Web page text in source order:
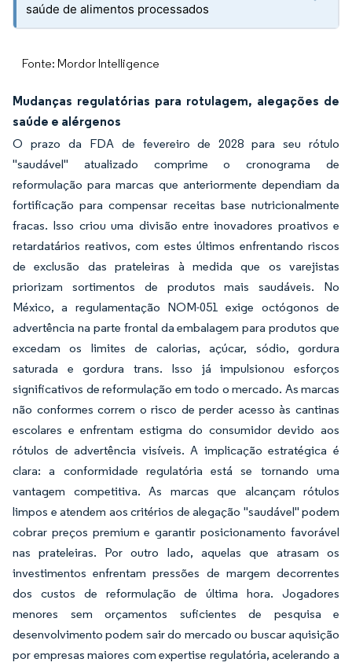
saúde de alimentos processados
Fonte: Mordor Intelligence
Mudanças regulatórias para rotulagem, alegações de
saúde e alérgenos
O prazo da FDA de fevereiro de 2028 para seu rótulo
"saudável" atualizado comprime o cronograma de
reformulação para marcas que anteriormente dependiam da
fortificação para compensar receitas base nutricionalmente
fracas. Isso criou uma divisão entre inovadores proativos e
retardatários reativos, com estes últimos enfrentando riscos
de exclusão das prateleiras à medida que os varejistas
priorizam sortimentos de produtos mais saudáveis. No
México, a regulamentação NOM-051 exige octógonos de
advertência na parte frontal da embalagem para produtos que
excedam os limites de calorias, açúcar, sódio, gordura
saturada e gordura trans. Isso já impulsionou esforços
significativos de reformulação em todo o mercado. As marcas
não conformes correm o risco de perder acesso às cantinas
escolares e enfrentam estigma do consumidor devido aos
rótulos de advertência visíveis. A implicação estratégica é
clara: a conformidade regulatória está se tornando uma
vantagem competitiva. As marcas que alcançam rótulos
limpos e atendem aos critérios de alegação "saudável" podem
cobrar preços premium e garantir posicionamento favorável
nas prateleiras. Por outro lado, aquelas que atrasam os
investimentos enfrentam pressões de margem decorrentes
dos custos de reformulação de última hora. Jogadores
menores sem orçamentos suficientes de pesquisa e
desenvolvimento podem sair do mercado ou buscar aquisição
por empresas maiores com expertise regulatória, acelerando a